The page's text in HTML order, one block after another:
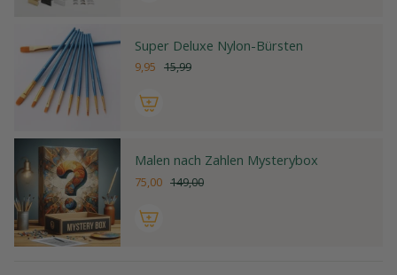
Super Deluxe Nylon-Bürsten
9,95 15,99
Malen nach Zahlen Mysterybox
75,00 149,00